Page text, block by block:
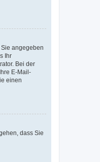
angegeben
Ihr
Bei der
E-Mail-
einen
dass Sie